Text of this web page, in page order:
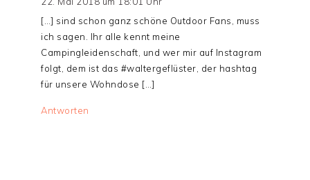
[…] sind schon ganz schöne Outdoor Fans, muss
ich sagen. Ihr alle kennt meine
Campingleidenschaft, und wer mir auf Instagram
folgt, dem ist das #waltergeflüster, der hashtag
für unsere Wohndose […]
Antworten